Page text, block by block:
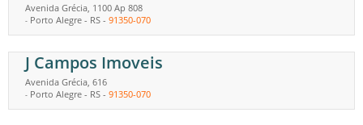
Avenida Grécia, 1100 Ap 808
- Porto Alegre - RS - 91350-070
J Campos Imoveis
Avenida Grécia, 616
- Porto Alegre - RS - 91350-070